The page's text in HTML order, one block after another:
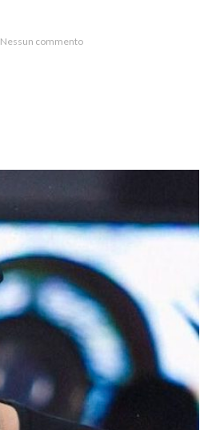
Nessun commento